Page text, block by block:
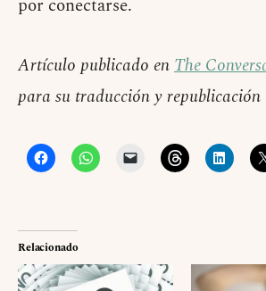
por conectarse.
Artículo publicado enThe
para su traducción y republicación
Relacionado